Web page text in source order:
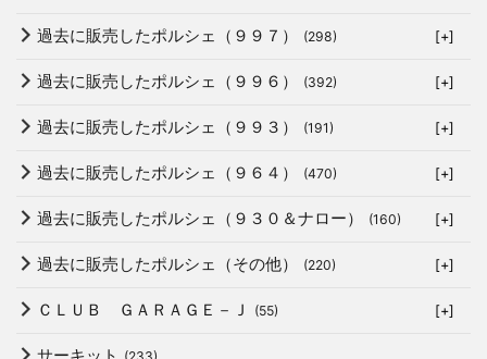
過去に販売したポルシェ（９９７） (298) [+]
過去に販売したポルシェ（９９６） (392) [+]
過去に販売したポルシェ（９９３） (191) [+]
過去に販売したポルシェ（９６４） (470) [+]
過去に販売したポルシェ（９３０＆ナロー） (160) [+]
過去に販売したポルシェ（その他） (220) [+]
ＣＬＵＢ ＧＡＲＡＧＥ－Ｊ (55) [+]
サーキット